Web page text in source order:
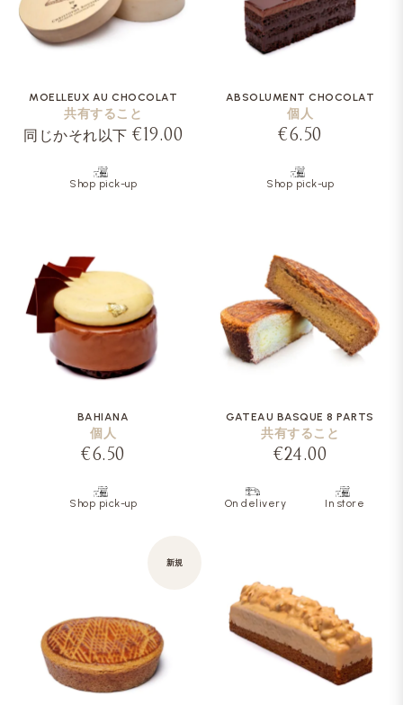
MOELLEUX AU CHOCOLAT
共有すること
同じかそれ以下 €19.00
Shop pick-up
ABSOLUMENT CHOCOLAT
個人
€6.50
Shop pick-up
BAHIANA
個人
€6.50
Shop pick-up
GATEAU BASQUE 8 PARTS
共有すること
€24.00
On delivery In store
新規